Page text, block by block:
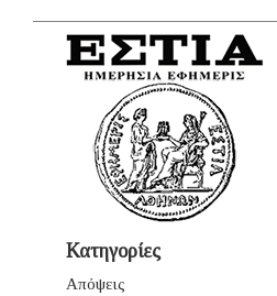
Κατηγορίες
Απόψεις